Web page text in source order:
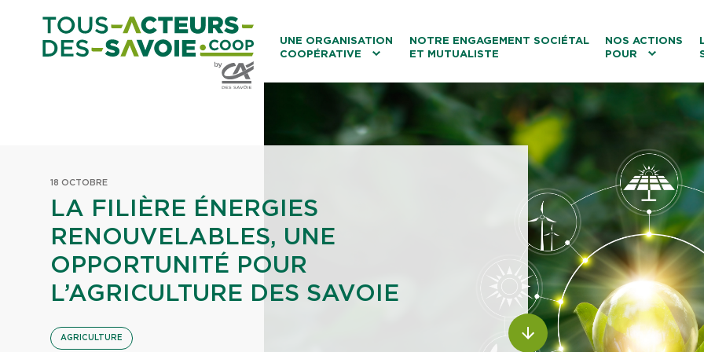
UNE ORGANISATION
COOPÉRATIVE
Caisses Locales
NOTRE ENGAGEMENT SOCIÉTAL
ET MUTUALISTE
NOS ACTIONS
POUR
Les associations
18 OCTOBRE
LA FILIÈRE ÉNERGIES
RENOUVELABLES, UNE
OPPORTUNITÉ POUR
L’AGRICULTURE DES SAVOIE
AGRICULTURE